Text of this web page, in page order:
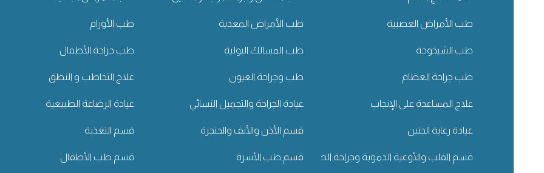
طب الأمراض العصبية طب الأمراض المعدية طب الأورام
طب الشيخوخة طب المسالك البولية طب جراحة الأطفال
طب جراحة العظام طب وجراحة العيون علاج التخاطب و النطق
علاج المساعدة على الإنجاب عيادة الجراحة والتجميل النسائي عيادة الرضاعة الطبيعية
عيادة رعاية الجنين قسم الأذن والأنف والحنجرة قسم التغذية
قسم القلب والأوعية الدموية وجراحة الصدر قسم طب الأسرة قسم طب الأطفال